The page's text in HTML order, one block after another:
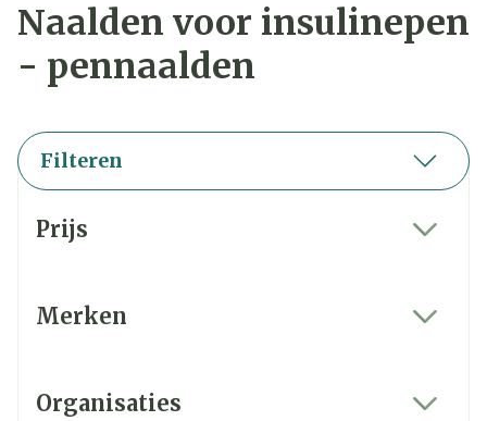
Naalden voor insulinepen
- pennaalden
Filteren
Prijs
Merken
Organisaties